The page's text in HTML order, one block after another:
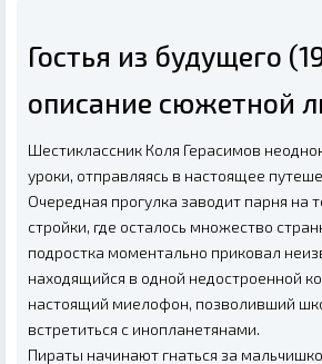
Гостья из будущего
описание сюжетной
Шестиклассник Коля Герасимов
уроки, отправляясь в настоящее
Очередная прогулка заводит парня на
стройки, где осталось множество
подростка моментально приковал
находящийся в одной недостроенной
настоящий миелофон, позволивший
встретиться с инопланетянами.
Пираты начинают гнаться за